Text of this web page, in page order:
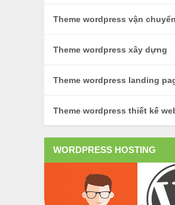
Theme wordpress vận chuyển
Theme wordpress xây dựng
Theme wordpress landing
Theme wordpress thiết kế
WORDPRESS HOSTING